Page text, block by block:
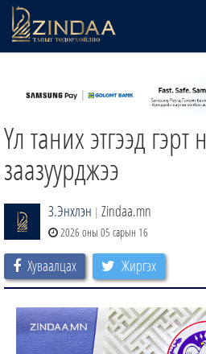
ТВ8
ӨГЛӨӨНИЙ СОНИН
ЗИНДАА СЭТГҮҮЛ
Үл таних этгээд
заазуурджээ
З.Энхлэн | Zindaa.mn
2026 оны 05 сарын 16
Хуваалцах Жиргэх